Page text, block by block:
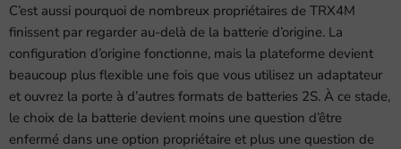
C’est aussi pourquoi de nombreux propriétaires de TRX4M
finissent par regarder au-delà de la batterie d’origine. La
configuration d’origine fonctionne, mais la plateforme devient
beaucoup plus flexible une fois que vous utilisez un adaptateur
et ouvrez la porte à d’autres formats de batteries 2S. À ce stade,
le choix de la batterie devient moins une question d’être
enfermé dans une option propriétaire et plus une question de